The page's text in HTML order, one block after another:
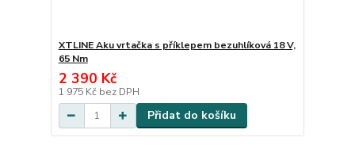
XTLINE Aku vrtačka s příklepem bezuhlíková 18 V,
65 Nm
2 390 Kč
1 975 Kč bez DPH
Přidat do košíku